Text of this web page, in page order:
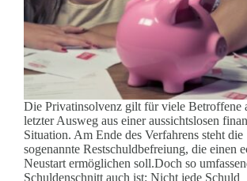
Die Privatinsolvenz gilt für viele Betroffene
letzter Ausweg aus einer aussichtslosen
Situation. Am Ende des Verfahrens steht die
sogenannte Restschuldbefreiung, die einen
Neustart ermöglichen soll.Doch so
Schuldenschnitt auch ist: Nicht jede Schuld